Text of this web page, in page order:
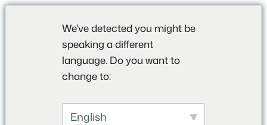
We've detected you might be
speaking a different
language. Do you want to
change to:
English